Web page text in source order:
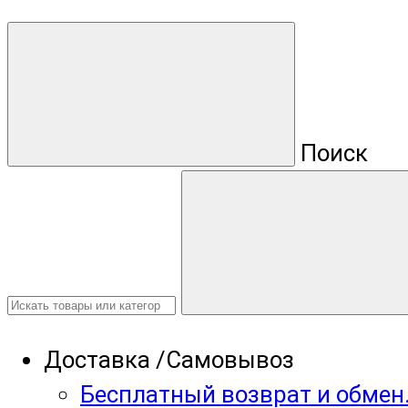
Поиск
Доставка /Самовывоз
Бесплатный возврат и